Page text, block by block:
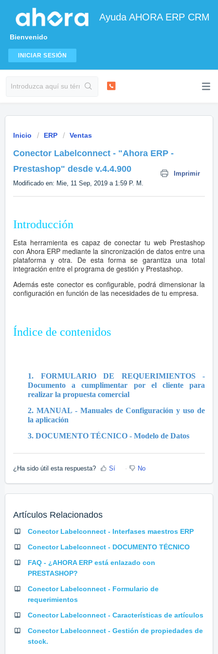
Ayuda AHORA ERP CRM
Bienvenido
INICIAR SESIÓN
Inicio ERP Ventas
Conector Labelconnect - "Ahora ERP -
Prestashop" desde v.4.4.900
Imprimir
Modificado en: Mie, 11 Sep, 2019 a 1:59 P. M.
Introducción
Esta herramienta es capaz de conectar tu web Prestashop
con Ahora ERP mediante la sincronización de datos entre una
plataforma y otra. De esta forma se garantiza una total
integración entre el programa de gestión y Prestashop.
Además este conector es configurable, podrá dimensionar la
configuración en función de las necesidades de tu empresa.
Índice de contenidos
1. FORMULARIO DE REQUERIMIENTOS -
Documento a cumplimentar por el cliente para
realizar la propuesta comercial
2. MANUAL - Manuales de Configuración y uso de
la aplicación
3. DOCUMENTO TÉCNICO - Modelo de Datos
¿Ha sido útil esta respuesta? Sí No
Artículos Relacionados
Conector Labelconnect - Interfases maestros ERP
Conector Labelconnect - DOCUMENTO TÉCNICO
FAQ - ¿AHORA ERP está enlazado con
PRESTASHOP?
Conector Labelconnect - Formulario de
requerimientos
Conector Labelconnect - Características de artículos
Conector Labelconnect - Gestión de propiedades de
stock.